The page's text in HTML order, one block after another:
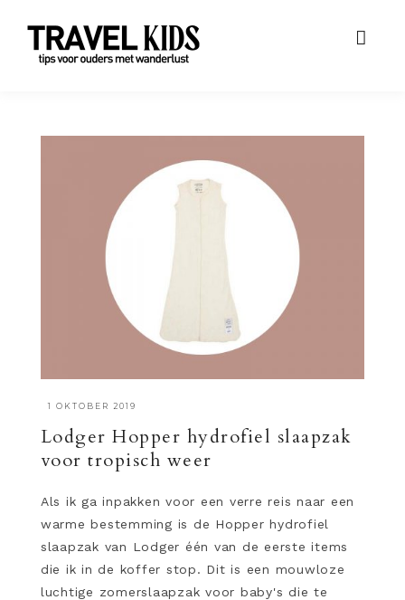
·1 OKTOBER 2019
Lodger Hopper hydrofiel slaapzak
voor tropisch weer
Als ik ga inpakken voor een verre reis naar een
warme bestemming is de Hopper hydrofiel
slaapzak van Lodger één van de eerste items
die ik in de koffer stop. Dit is een mouwloze
luchtige zomerslaapzak voor baby's die te